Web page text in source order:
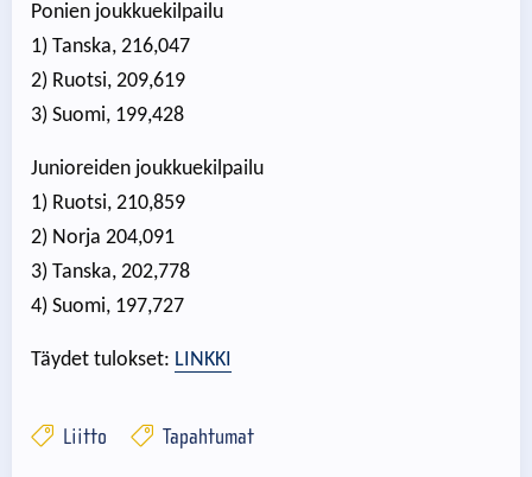
Ponien joukkuekilpailu
1) Tanska, 216,047
2) Ruotsi, 209,619
3) Suomi, 199,428
Junioreiden joukkuekilpailu
1) Ruotsi, 210,859
2) Norja 204,091
3) Tanska, 202,778
4) Suomi, 197,727
Täydet tulokset: LINKKI
Liitto Tapahtumat